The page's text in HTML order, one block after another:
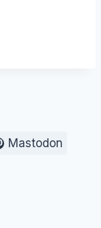
Mastodon